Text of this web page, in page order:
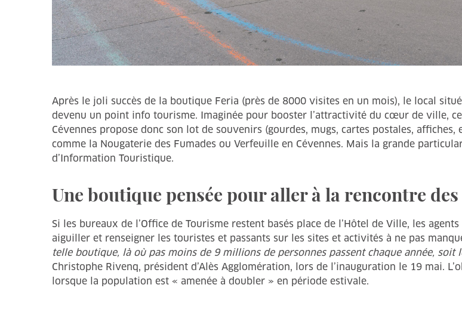
Après le joli succès de la boutique Feria (près de 8000 visites en un mois), le local
devenu un point info tourisme. Imaginée pour booster l’attractivité du cœur de ville,
Cévennes propose donc son lot de souvenirs (gourdes, mugs, cartes postales,
comme la Nougaterie des Fumades ou Verfeuille en Cévennes. Mais la grande
d’Information Touristique.
Une boutique pensée pour aller à la rencontre
Si les bureaux de l’Office de Tourisme restent basés place de l’Hôtel de Ville, les
aiguiller et renseigner les touristes et passants sur les sites et activités à ne pas
telle boutique, là où pas moins de 9 millions de personnes passent chaque année,
Christophe Rivenq, président d’Alès Agglomération, lors de l’inauguration le 19 mai.
lorsque la population est « amenée à doubler » en période estivale.